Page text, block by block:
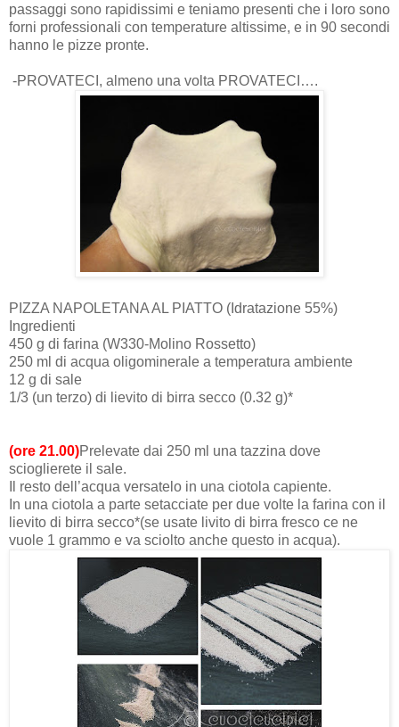
passaggi sono rapidissimi e teniamo presenti che i loro sono
forni professionali con temperature altissime, e in 90 secondi
hanno le pizze pronte.
-PROVATECI, almeno una volta PROVATECI….
PIZZA NAPOLETANA AL PIATTO (Idratazione 55%)
Ingredienti
450 g di farina (W330-Molino Rossetto)
250 ml di acqua oligominerale a temperatura ambiente
12 g di sale
1/3 (un terzo) di lievito di birra secco (0.32 g)*
(ore 21.00)Prelevate dai 250 ml una tazzina dove
scioglierete il sale.
Il resto dell’acqua versatelo in una ciotola capiente.
In una ciotola a parte setacciate per due volte la farina con il
lievito di birra secco*(se usate livito di birra fresco ce ne
vuole 1 grammo e va sciolto anche questo in acqua).